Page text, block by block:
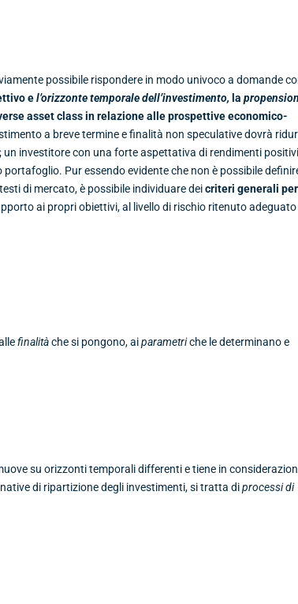
possibile rispondere in modo univoco a domande
el’orizzonte temporale dell’investimento, la
asset class in relazione alle prospettive economico-
a breve termine e finalità non speculative dovrà
investitore con una forte aspettativa di rendimenti positivi
Pur essendo evidente che non è possibile
di mercato, è possibile individuare deicriteri generali per
ai propri obiettivi, al livello di rischio ritenuto adeguato
finalitàche si pongono, aiparametriche le determinano e
su orizzonti temporali differenti e tiene in
di ripartizione degli investimenti, si tratta diprocessi di